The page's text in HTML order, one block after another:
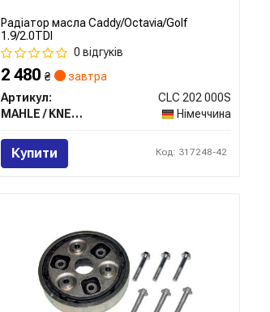
Радіатор масла Caddy/Octavia/Golf
1.9/2.0TDI
0 відгуків
2 480₴
завтра
Артикул:
CLC 202 000S
MAHLE / KNECHT
Німеччина
Купити Код: 317248-42